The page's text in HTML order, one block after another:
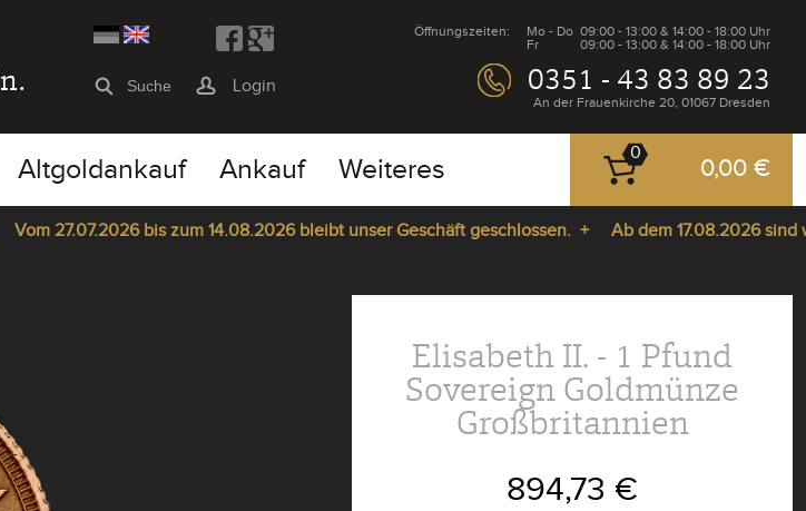
Login
Mo - Do 09:00 - 13:00 & 14:00 - 18:00 Uhr
Fr
09:00 - 13:00 & 14:00 - 18:00 Uhr
Öffnungszeiten:
0351 - 43 83 89 23
An der Frauenkirche 20, 01067 Dresden
Altgoldankauf Ankauf Weiteres
0
0,00 €
27.07.2026 bis zum 14.08.2026 bleibt unser Geschäft geschlossen. +
Ab dem 17.08.2026 sind wir
Elisabeth II. - 1 Pfund
Sovereign Goldmünze
Großbritannien
894,73 €